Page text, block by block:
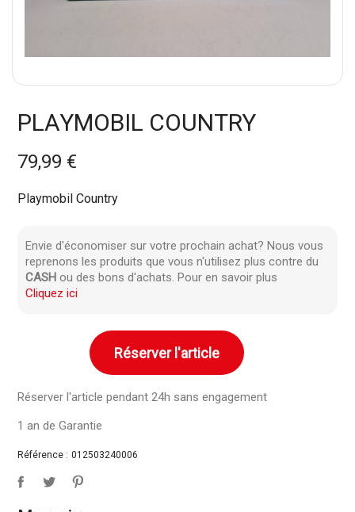
PLAYMOBIL COUNTRY
79,99 €
Playmobil Country
Envie d'économiser sur votre prochain achat? Nous vous
reprenons les produits que vous n'utilisez plus contre du
CASH ou des bons d'achats. Pour en savoir plus
Cliquez ici
Réserver l'article
Réserver l'article pendant 24h sans engagement
1 an de Garantie
Référence : 012503240006